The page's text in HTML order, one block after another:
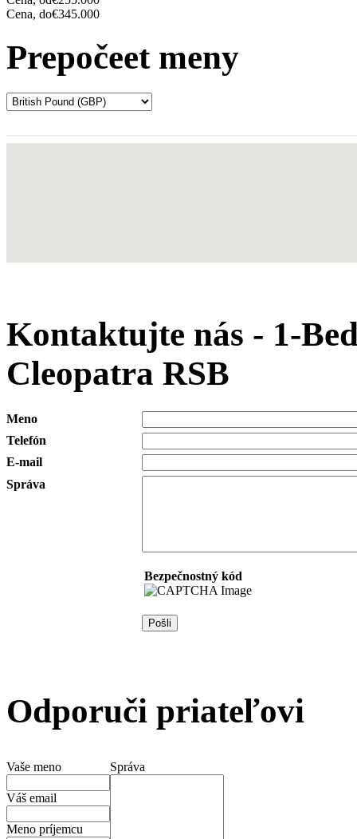
Cena, do€345.000
Prepočeet meny
Kontaktujte nás - 1-
Cleopatra RSB
Meno
Telefón
E-mail
Správa
Bezpečnostný kód
Odporuči priateľovi
Vaše meno
Váš email
Meno príjemcu
Správa